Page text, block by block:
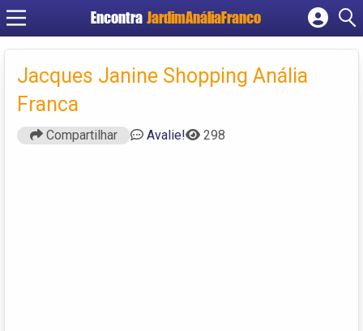
Encontra JardimAnáliaFranco
Cadastrar empresa
Criar conta
Jacques Janine Shopping Anália
Franca
Compartilhar Avalie! 298